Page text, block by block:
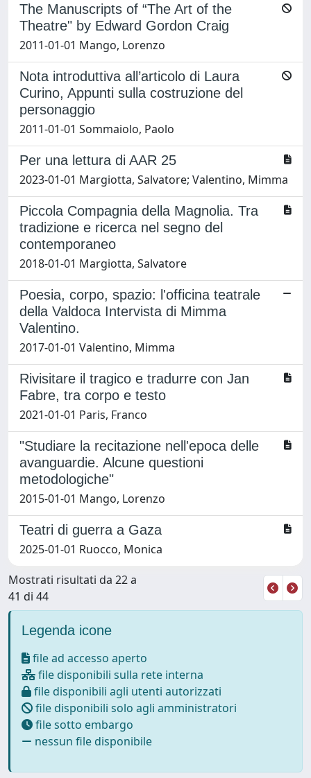
The Manuscripts of “The Art of the
Theatre" by Edward Gordon Craig
2011-01-01 Mango, Lorenzo
Nota introduttiva all’articolo di Laura
Curino, Appunti sulla costruzione del
personaggio
2011-01-01 Sommaiolo, Paolo
Per una lettura di AAR 25
2023-01-01 Margiotta, Salvatore; Valentino, Mimma
Piccola Compagnia della Magnolia. Tra
tradizione e ricerca nel segno del
contemporaneo
2018-01-01 Margiotta, Salvatore
Poesia, corpo, spazio: l'officina teatrale
della Valdoca Intervista di Mimma
Valentino.
2017-01-01 Valentino, Mimma
Rivisitare il tragico e tradurre con Jan
Fabre, tra corpo e testo
2021-01-01 Paris, Franco
"Studiare la recitazione nell'epoca delle
avanguardie. Alcune questioni
metodologiche"
2015-01-01 Mango, Lorenzo
Teatri di guerra a Gaza
2025-01-01 Ruocco, Monica
Mostrati risultati da 22 a
41 di 44
Legenda icone
file ad accesso aperto
file disponibili sulla rete interna
file disponibili agli utenti autorizzati
file disponibili solo agli amministratori
file sotto embargo
nessun file disponibile